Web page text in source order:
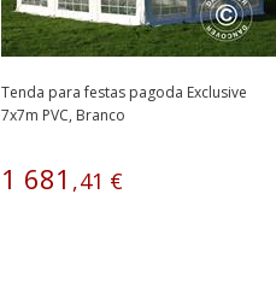
Tenda para festas pagoda Exclusive
7x7m PVC, Branco
1 681 ,41 €